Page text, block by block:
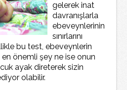
gelerek inat
davranışlarla
ebeveynlerinin
sınırlarını
bu test, ebeveynlerin
en önemli şey ne ise onun
ayak direterek sizin
olabilir.